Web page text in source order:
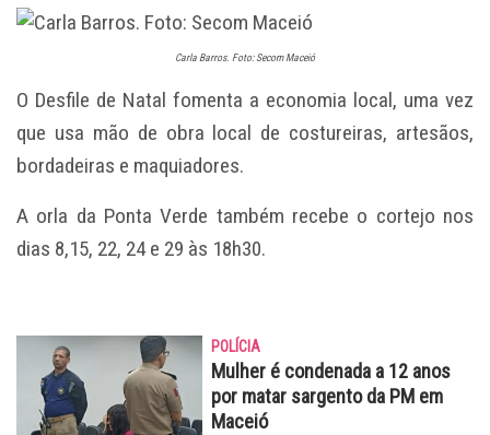
Carla Barros. Foto: Secom Maceió
O Desfile de Natal fomenta a economia local, uma vez
que usa mão de obra local de costureiras, artesãos,
bordadeiras e maquiadores.
A orla da Ponta Verde também recebe o cortejo nos
dias 8,15, 22, 24 e 29 às 18h30.
POLÍCIA
Mulher é condenada a 12 anos
por matar sargento da PM em
Maceió